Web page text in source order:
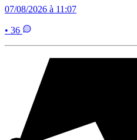
07/08/2026 à 11:07
• 36